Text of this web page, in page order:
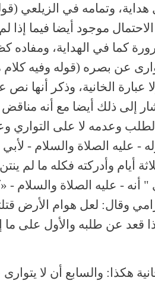
وتمامه في الزيلعي
موجود أيضا فيما إذا
كما في الهداية، ومفاده
عن بصره (قوله وفيه
عبارة الخانية، وذكر أنها
إلى ذلك أيضا مع أنه مناقض
وعدمه لا على التواري
- عليه الصلاة والسلام - لأبي
أيام وأدركته فكله ما لم
" أنه - عليه الصلاة والسلام -
وقال: لعل هوام الأرض
قعد عن طلبه والأول على ما
هكذا: والسابع أن لا